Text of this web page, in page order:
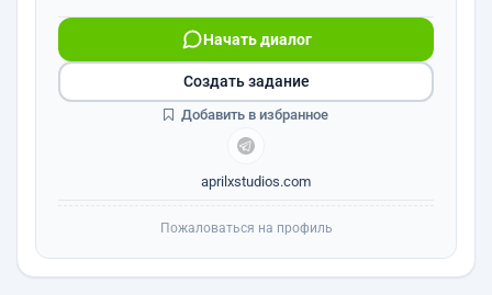
Начать диалог
aprilxstudios.com
Создать задание
Добавить в избранное
Пожаловаться на профиль